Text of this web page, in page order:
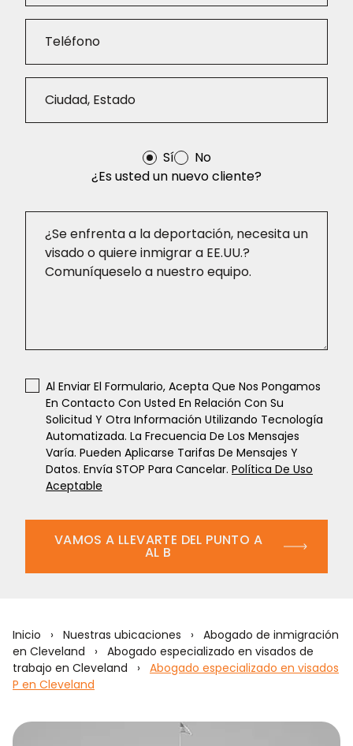
Sí
No
¿Es usted un nuevo cliente?
Al Enviar El Formulario, Acepta Que Nos Pongamos
En Contacto Con Usted En Relación Con Su
Solicitud Y Otra Información Utilizando Tecnología
Automatizada. La Frecuencia De Los Mensajes
Varía. Pueden Aplicarse Tarifas De Mensajes Y
Datos. Envía STOP Para Cancelar. Política De Uso
Aceptable
VAMOS A LLEVARTE DEL PUNTO A
AL B
Inicio › Nuestras ubicaciones › Abogado de inmigración
en Cleveland
› Abogado especializado en visados de
trabajo en Cleveland
› Abogado especializado en visados
P en Cleveland